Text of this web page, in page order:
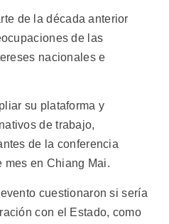
de la década anterior
de las
nacionales e
su plataforma y
de trabajo,
de la conferencia
mes en Chiang Mai.
cuestionaron si sería
con el Estado, como